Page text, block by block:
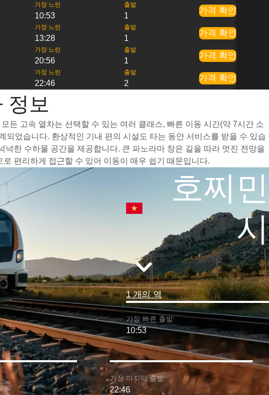
가장 느린
10:53
출발
1
가격 확인
가장 느린
13:28
출발
1
가격 확인
가장 느린
20:56
출발
1
가격 확인
가장 느린
22:46
출발
2
가격 확인
정보
든 고속 열차는 선택할 수 있는 여러 클래스, 빠른 이동 시간(약 7시간 소
었습니다. 환상적인 기내 편의 시설도 타는 동안 서비스를 받을 수 있습
한 수하물 공간을 제공합니다. 큰 파노라마 창은 길을 따라 멋진 전망을
편리하게 접근할 수 있어 이동이 매우 쉽기 때문입니다.
호찌민
시
1 개의 역
가장 빠른 출발:
10:53
가장 마지막 출발:
22:46